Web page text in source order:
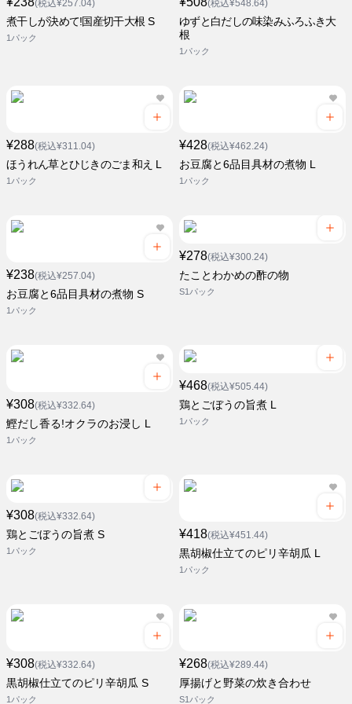
(税込¥257.04)
煮干しが決めて!国産切干大根 S
1パック
(税込¥548.64)
ゆずと白だしの味染みふろふき大
根
1パック
¥288(税込¥311.04)
ほうれん草とひじきのごま和え L
1パック
¥428(税込¥462.24)
お豆腐と6品目具材の煮物 L
1パック
¥238(税込¥257.04)
お豆腐と6品目具材の煮物 S
1パック
¥278(税込¥300.24)
たことわかめの酢の物
S1パック
¥308(税込¥332.64)
鰹だし香る!オクラのお浸し L
1パック
¥468(税込¥505.44)
鶏とごぼうの旨煮 L
1パック
¥308(税込¥332.64)
鶏とごぼうの旨煮 S
1パック
¥418(税込¥451.44)
黒胡椒仕立てのピリ辛胡瓜 L
1パック
¥308(税込¥332.64)
黒胡椒仕立てのピリ辛胡瓜 S
1パック
¥268(税込¥289.44)
厚揚げと野菜の炊き合わせ
S1パック